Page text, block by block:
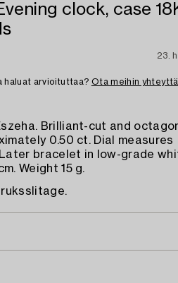
clock, case
23.
haluat arvioituttaa? Ota meihin yhteyttä
Brilliant-cut and
0.50 ct. Dial measures
Later bracelet in low-grade
Weight 15 g.